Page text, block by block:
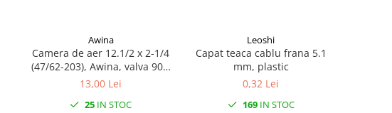
Awina
Camera de aer 12.1/2 x 2-1/4
(47/62-203), Awina, valva 90°,
AV 40mm
13,00 Lei
25 IN STOC
Leoshi
Capat teaca cablu frana 5.1
mm, plastic
0,32 Lei
169IN STOC